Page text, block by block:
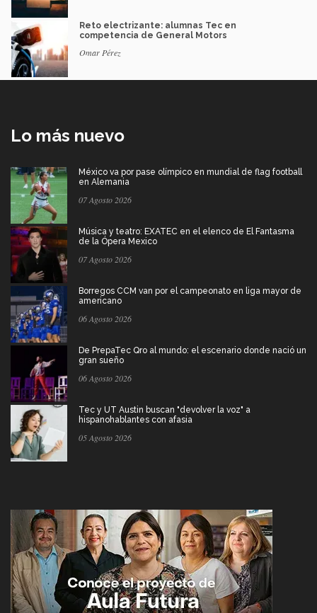
Reto electrizante: alumnas Tec en
competencia de General Motors
Omar Pérez
Lo más nuevo
México va por pase olímpico en mundial de flag football
en Alemania
07 Agosto 2026
Música y teatro: EXATEC en el elenco de El Fantasma
de la Ópera Mexico
07 Agosto 2026
Borregos CCM van por el campeonato en liga mayor de
americano
06 Agosto 2026
De PrepaTec Qro al mundo: el escenario donde nació un
gran sueño
06 Agosto 2026
Tec y UT Austin buscan "devolver la voz" a
hispanohablantes con afasia
05 Agosto 2026